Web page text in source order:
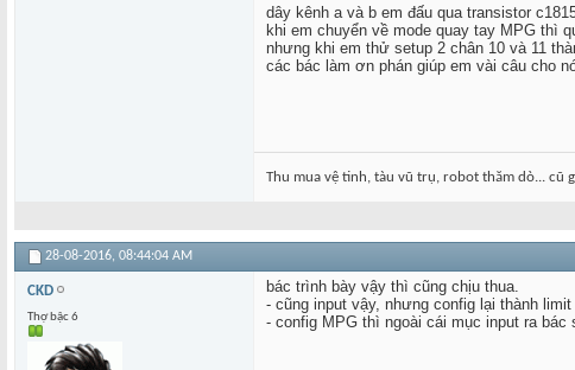
dây kênh a và b em đấu qua transistor
khi em chuyển về mode quay tay MPG thì
nhưng khi em thử setup 2 chân 10 và 11
các bác làm ơn phán giúp em vài câu cho
Thu mua vệ tinh, tàu vũ trụ, robot thăm dò... cũ
28-08-2016, 08:44:04 AM
CKD
Thợ bậc 6
bác trình bày vậy thì cũng chịu thua.
- cũng input vậy, nhưng config lại thành
- config MPG thì ngoài cái mục input ra